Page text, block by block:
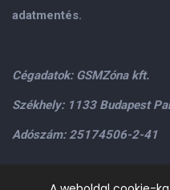
adatmentés.
Cégadatok: GSMZóna kft.
Székhely: 1133 Budapest
Adószám: 25174506-2-41
Személyes átvétel: